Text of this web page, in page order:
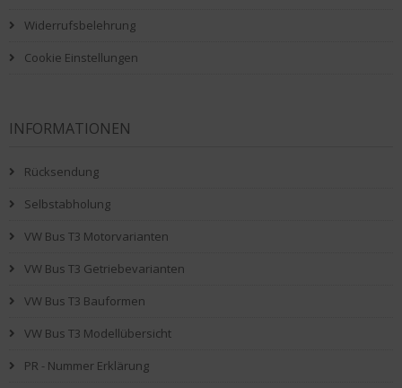
Widerrufsbelehrung
Cookie Einstellungen
INFORMATIONEN
Rücksendung
Selbstabholung
VW Bus T3 Motorvarianten
VW Bus T3 Getriebevarianten
VW Bus T3 Bauformen
VW Bus T3 Modellübersicht
PR - Nummer Erklärung